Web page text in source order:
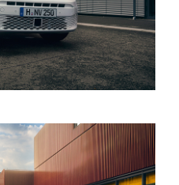
NYHEDER
OM OS